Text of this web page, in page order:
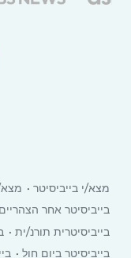
מצא/י בייביסיטר
בייביסיטר אחר הצהריים
בייביסיטרית תורנ/ית
בייביסיטר ביום חול